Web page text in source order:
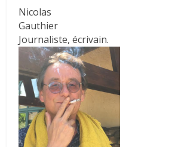
Nicolas
Gauthier
Journaliste, écrivain.